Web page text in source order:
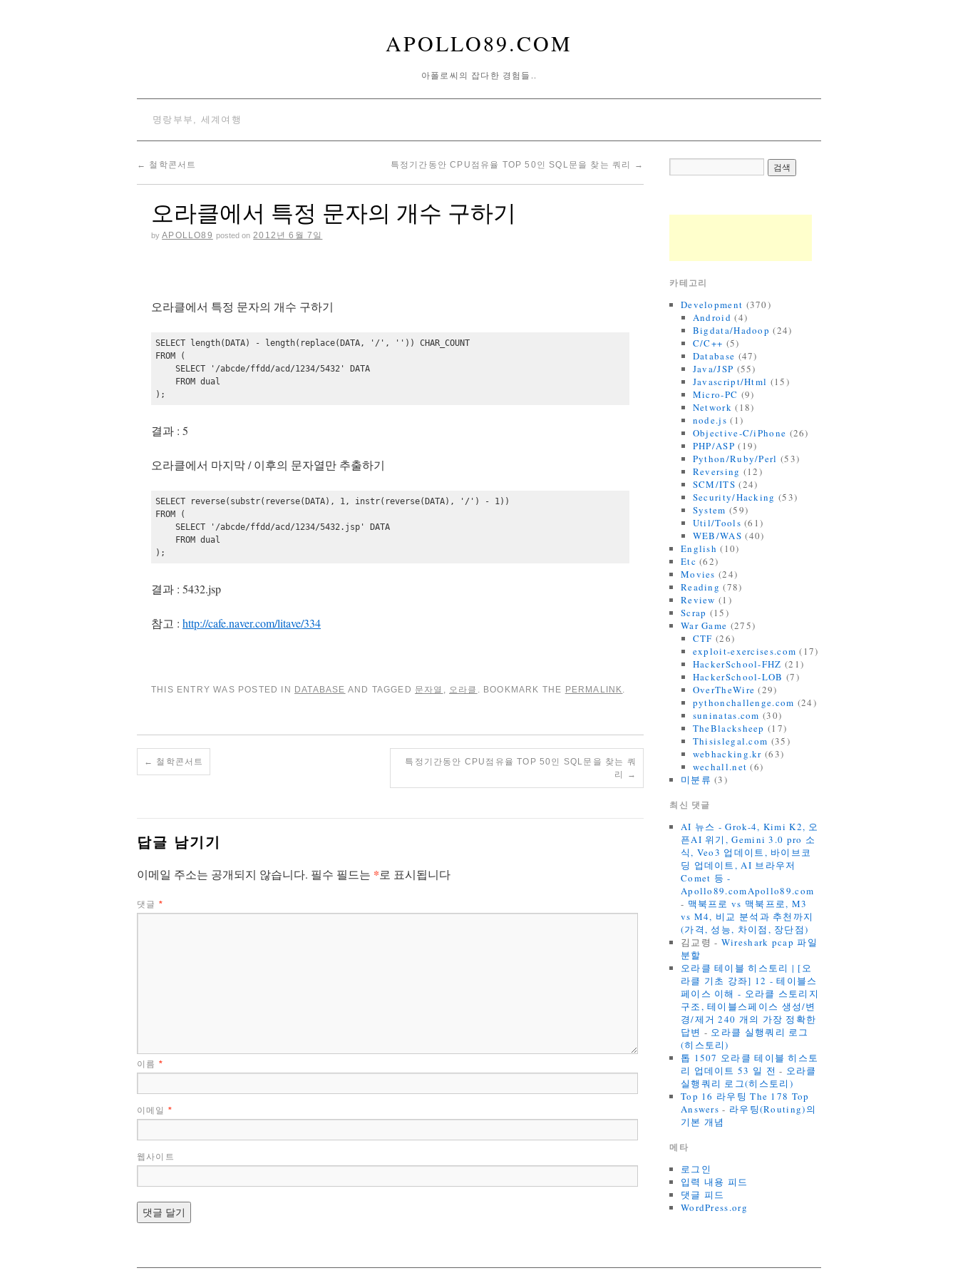
APOLLO89.COM
아폴로씨의 잡다한 경험들..
명랑부부, 세계여행
← 철학콘서트 특정기간동안 CPU점유율 TOP 50인 SQL문을 찾는 쿼리 →
오라클에서 특정 문자의 개수 구하기
by APOLLO89 posted on 2012년 6월 7일
오라클에서 특정 문자의 개수 구하기
SELECT length(DATA) - length(replace(DATA, '/', '')) CHAR_COUNT
FROM (
    SELECT '/abcde/ffdd/acd/1234/5432' DATA
    FROM dual
결과 : 5
오라클에서 마지막 / 이후의 문자열만 추출하기
SELECT reverse(substr(reverse(DATA), 1, instr(reverse(DATA), '/') - 1))
FROM (
    SELECT '/abcde/ffdd/acd/1234/5432.jsp' DATA
    FROM dual
);
결과 : 5432.jsp
참고 : http://cafe.naver.com/litave/334
THIS ENTRY WAS POSTED IN DATABASE AND TAGGED 문자열 , 오라클 . BOOKMARK THE PERMALINK.
← 철학콘서트
특정기간동안 CPU점유율 TOP 50인 SQL문을 찾는 쿼
리
→
답글 남기기
이메일 주소는 공개되지 않습니다. 필수 필드는 *로 표시됩니다
댓글 *
이름 *
이메일 *
웹사이트
카테고리
Development (370)
Android (4)
Bigdata/Hadoop (24)
C/C++ (5)
Database (47)
Java/JSP (55)
Javascript/Html (15)
Micro-PC (9)
Network (18)
node.js (1)
Objective-C/iPhone (26)
PHP/ASP (19)
Python/Ruby/Perl (53)
Reversing (12)
SCM/ITS (24)
Security/Hacking (53)
System (59)
Util/Tools (61)
WEB/WAS (40)
English (10)
Etc (62)
Movies (24)
Reading (78)
Review (1)
Scrap (15)
War Game (275)
CTF (26)
exploit-exercises.com (17)
HackerSchool-FHZ (21)
HackerSchool-LOB (7)
OverTheWire (29)
pythonchallenge.com (24)
suninatas.com (30)
TheBlacksheep (17)
Thisislegal.com (35)
webhacking.kr (63)
wechall.net (6)
미분류 (3)
최신 댓글
AI 뉴스 - Grok-4, Kimi K2, 오
픈AI 위기, Gemini 3.0 pro 소
식, Veo3 업데이트, 바이브코
딩 업데이트, AI 브라우저
Comet 등 -
Apollo89.comApollo89.com
- 맥북프로 vs 맥북프로, M3
vs M4, 비교 분석과 추천까지
(가격, 성능, 차이점, 장단점)
김교령 - Wireshark pcap 파일
분할
오라클 테이블 히스토리 | [오
라클 기초 강좌] 12 - 테이블스
페이스 이해 - 오라클 스토리지
구조, 테이블스페이스 생성/변
경/제거 240 개의 가장 정확한
답변 - 오라클 실행쿼리 로그
(히스토리)
톱 1507 오라클 테이블 히스토
리 업데이트 53 일 전 - 오라클
실행쿼리 로그(히스토리)
Top 16 라우팅 The 178 Top
Answers - 라우팅(Routing)의
기본 개념
메타
로그인
입력 내용 피드
댓글 피드
WordPress.org